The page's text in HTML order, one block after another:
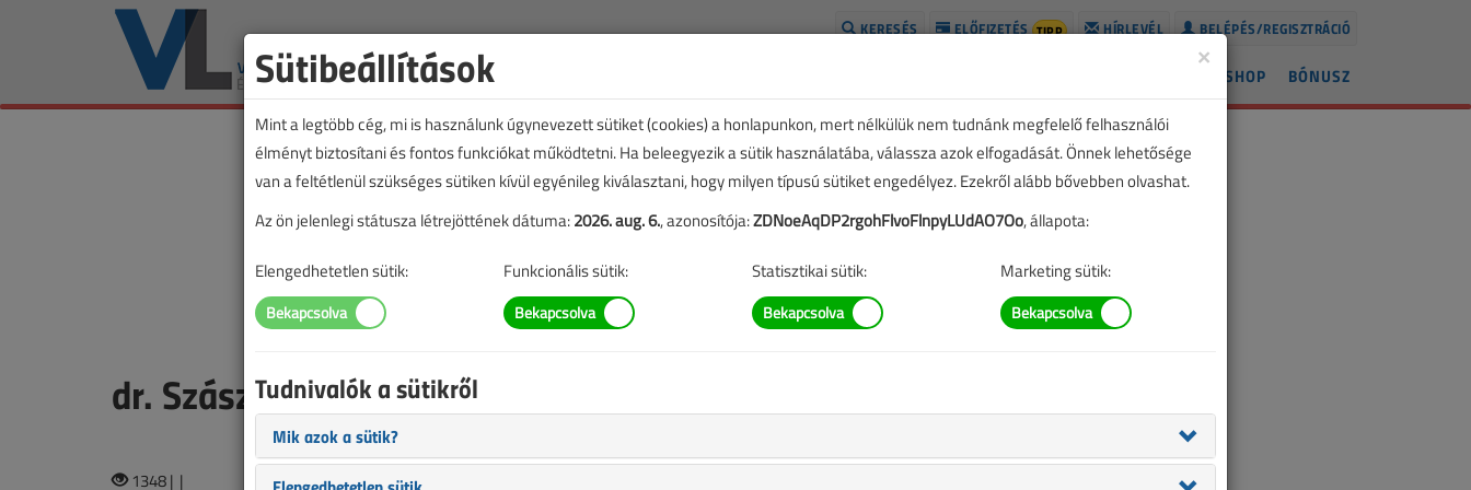
BELÉPÉS/REGISZTRÁCIÓ
HÍRLEVÉL
ELŐFIZETÉS TIPP
KERESÉS
BÓNUSZ
SHOP
dr. Szász András SZERZŐK LISTÁJA
1348 | |
×
Sütibeállítások
Mint a legtöbb cég, mi is használunk úgynevezett sütiket (cookies) a honlapunkon, mert nélkülük nem tudnánk megfelelő felhasználói
élményt biztosítani és fontos funkciókat működtetni. Ha beleegyezik a sütik használatába, válassza azok elfogadását. Önnek lehetősége
van a feltétlenül szükséges sütiken kívül egyénileg kiválasztani, hogy milyen típusú sütiket engedélyez. Ezekről alább bővebben olvashat.
Az ön jelenlegi státusza létrejöttének dátuma:2026. aug. 6., azonosítója:ZDNoeAqDP2rgohFlvoFlnpyLUdAO7Oo, állapota:
Elengedhetetlen sütik: Funkcionális sütik: Statisztikai sütik: Marketing sütik:
Tudnivalók a sütikről
Mik azok a sütik?